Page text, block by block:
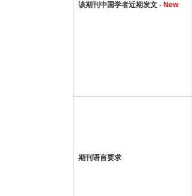
该期刊中国学者近期发文 - New
期刊语言要求